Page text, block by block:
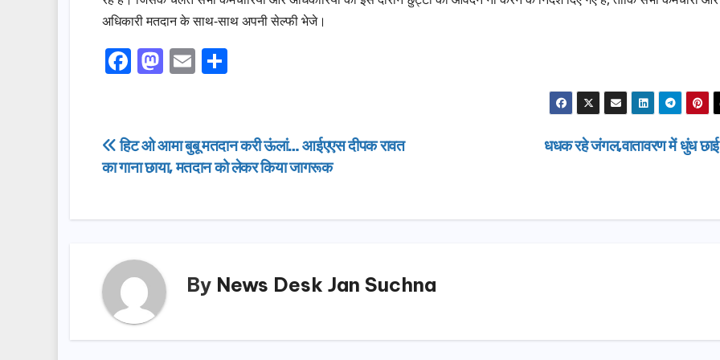
अधिकारी मतदान के साथ-साथ अपनी सेल्फी भेजे।
F
e
b
o
M
o
d
n
E
e
Post
navigation
धधक रहे जंगल,वातावरण में धुंध छाई
हिट ओ आमा बुबू मतदान करी ऊंलां… आईएएस दीपक रावत
का गाना छाया, मतदान को लेकर किया जागरूक
By News Desk Jan Suchna